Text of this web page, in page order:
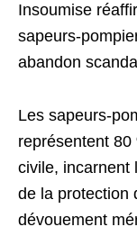
Insoumise
sapeurs-
abandon
Les sapeurs-
représentent
civile, incarnent
de la protection
dévouement